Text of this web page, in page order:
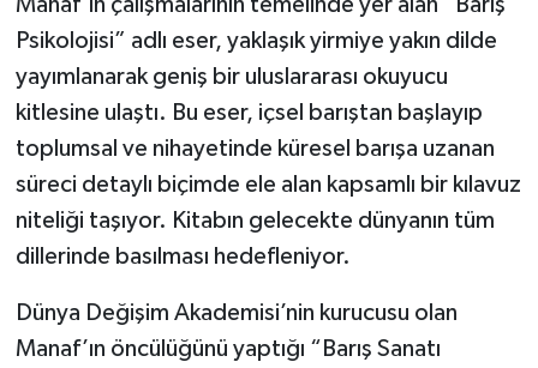
Psikolojisi” adlı eser, yaklaşık yirmiye yakın dilde
yayımlanarak geniş bir uluslararası okuyucu
kitlesine ulaştı. Bu eser, içsel barıştan başlayıp
toplumsal ve nihayetinde küresel barışa uzanan
süreci detaylı biçimde ele alan kapsamlı bir kılavuz
niteliği taşıyor. Kitabın gelecekte dünyanın tüm
dillerinde basılması hedefleniyor.
Dünya Değişim Akademisi’nin kurucusu olan
Manaf’ın öncülüğünü yaptığı “Barış Sanatı